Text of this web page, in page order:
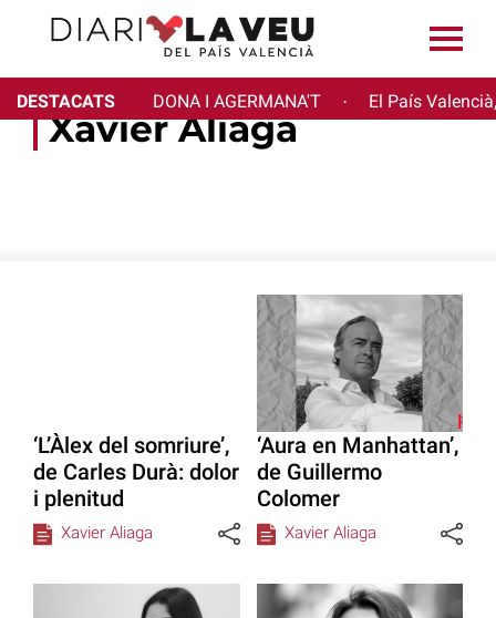
DESTACATS DONA I AGERMANA'T · El País
Xavier Aliaga
‘L’Àlex del somriure’,
de Carles Durà: dolor
i plenitud
Xavier Aliaga
‘Aura en Manhattan’,
de Guillermo
Colomer
Xavier Aliaga